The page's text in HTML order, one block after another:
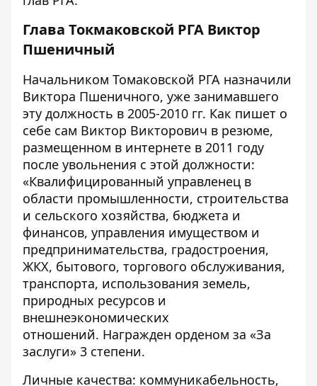
Глава Токмаковской РГА Виктор
Пшеничный
Начальником Томаковской РГА назначили
Виктора Пшеничного, уже занимавшего
эту должность в 2005-2010 гг. Как пишет о
себе сам Виктор Викторович в резюме,
размещенном в интернете в 2011 году
после увольнения с этой должности:
«Квалифицированный управленец в
области промышленности, строительства
и сельского хозяйства, бюджета и
финансов, управления имуществом и
предпринимательства, градостроения,
ЖКХ, бытового, торгового обслуживания,
транспорта, использования земель,
природных ресурсов и
внешнеэкономических
отношений. Награжден орденом за «За
заслуги» 3 степени.
Личные качества: коммуникабельность,